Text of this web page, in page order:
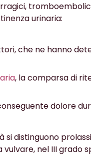
urinaria:
che ne hanno
, la comparsa di
dolore
distinguono prolassi
nel III grado